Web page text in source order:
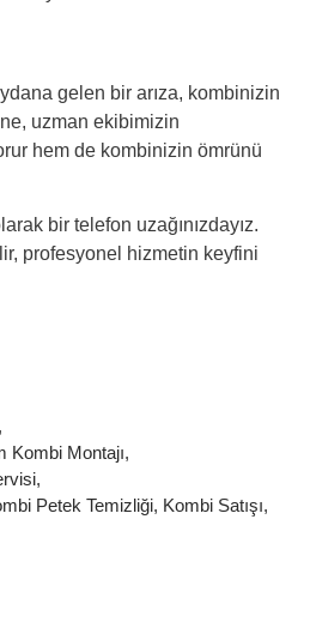
gelen bir arıza, kombinizin
uzman ekibimizin
hem de kombinizin ömrünü
bir telefon uzağınızdayız.
profesyonel hizmetin keyfini
,
Kombi Montajı,
,
Petek Temizliği, Kombi Satışı,